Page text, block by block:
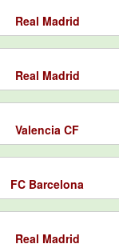
Real Madrid
Real Madrid
Valencia CF
FC Barcelona
Real Madrid